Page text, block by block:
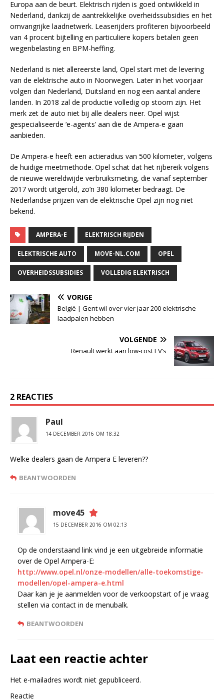
Europa aan de beurt. Elektrisch rijden is goed ontwikkeld in
Nederland, dankzij de aantrekkelijke overheidssubsidies en het
omvangrijke laadnetwerk. Leaserijders profiteren bijvoorbeeld
van 4 procent bijtelling en particuliere kopers betalen geen
wegenbelasting en BPM-heffing.
Nederland is niet allereerste land, Opel start met de levering
van de elektrische auto in Noorwegen. Later in het voorjaar
volgen dan Nederland, Duitsland en nog een aantal andere
landen. In 2018 zal de productie volledig op stoom zijn. Het
merk zet de auto niet bij alle dealers neer. Opel wijst
gespecialiseerde ‘e-agents’ aan die de Ampera-e gaan
aanbieden.
De Ampera-e heeft een actieradius van 500 kilometer, volgens
de huidige meetmethode. Opel schat dat het rijbereik volgens
de nieuwe wereldwijde verbruiksmeting, die vanaf september
2017 wordt uitgerold, zo’n 380 kilometer bedraagt. De
Nederlandse prijzen van de elektrische Opel zijn nog niet
bekend.
AMPERA-E ELEKTRISCH RIJDEN
ELEKTRISCHE AUTO MOVE-NL.COM OPEL
OVERHEIDSSUBSIDIES VOLLEDIG ELEKTRISCH
VORIGE
België | Gent wil over vier jaar 200 elektrische
laadpalen hebben
VOLGENDE
Renault werkt aan low-cost EV’s
2 REACTIES
Paul
14 DECEMBER 2016 OM 18:32
Welke dealers gaan de Ampera E leveren??
BEANTWOORDEN
move45
15 DECEMBER 2016 OM 02:13
Op de onderstaand link vind je een uitgebreide informatie
over de Opel Ampera-E:
http://www.opel.nl/onze-modellen/alle-toekomstige-
modellen/opel-ampera-e.html
Daar kan je je aanmelden voor de verkoopstart of je vraag
stellen via contact in de menubalk.
BEANTWOORDEN
Laat een reactie achter
Het e-mailadres wordt niet gepubliceerd.
Reactie